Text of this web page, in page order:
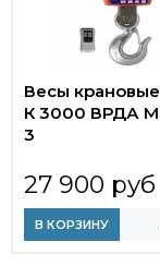
Весы
К 3000 ВРДА
3
27 900 руб
В КОРЗИНУ